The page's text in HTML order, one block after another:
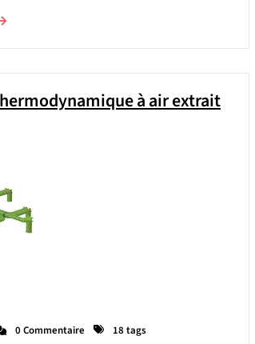
à air extrait
0 Commentaire 18 tags